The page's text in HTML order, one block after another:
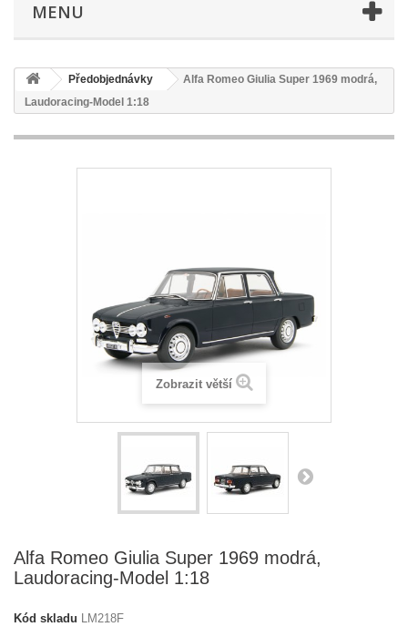
MENU
Předobjednávky
Alfa Romeo Giulia Super 1969 modrá,
Laudoracing-Model 1:18
Zobrazit větší
Alfa Romeo Giulia Super 1969 modrá,
Laudoracing-Model 1:18
Kód skladu LM218F